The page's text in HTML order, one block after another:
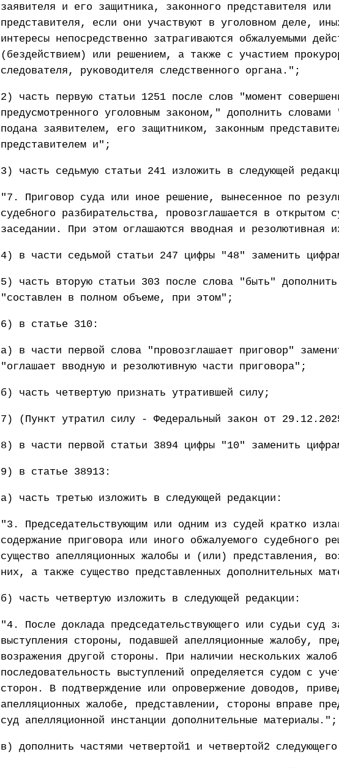
заявителя и его защитника, законного представителя или
представителя, если они участвуют в уголовном деле,
интересы непосредственно затрагиваются обжалуемыми
(бездействием) или решением, а также с участием
следователя, руководителя следственного органа.";
2) часть первую статьи 1251 после слов "момент
предусмотренного уголовным законом," дополнить словами
подана заявителем, его защитником, законным
представителем и";
3) часть седьмую статьи 241 изложить в следующей
"7. Приговор суда или иное решение, вынесенное по
судебного разбирательства, провозглашается в открытом
заседании. При этом оглашаются вводная и резолютивная
4) в части седьмой статьи 247 цифры "48" заменить
5) часть вторую статьи 303 после слова "быть" дополнить
"составлен в полном объеме, при этом";
6) в статье 310:
а) в части первой слова "провозглашает приговор"
"оглашает вводную и резолютивную части приговора";
б) часть четвертую признать утратившей силу;
7) (Пункт утратил силу - Федеральный закон от
8) в части первой статьи 3894 цифры "10" заменить
9) в статье 38913:
а) часть третью изложить в следующей редакции:
"3. Председательствующим или одним из судей кратко
содержание приговора или иного обжалуемого судебного
существо апелляционных жалобы и (или) представления,
них, а также существо представленных дополнительных
б) часть четвертую изложить в следующей редакции:
"4. После доклада председательствующего или судьи суд
выступления стороны, подавшей апелляционные жалобу,
возражения другой стороны. При наличии нескольких жалоб
последовательность выступлений определяется судом с
сторон. В подтверждение или опровержение доводов,
апелляционных жалобе, представлении, стороны вправе
суд апелляционной инстанции дополнительные материалы.";
в) дополнить частями четвертой1 и четвертой2